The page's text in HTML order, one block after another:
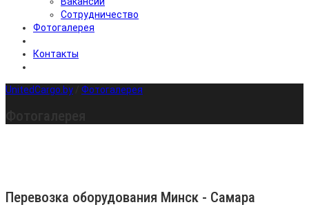
Сотрудничество
Фотогалерея
Контакты
UnitedCargo.by Фотогалерея
Перевозка оборудования Минск - Самара